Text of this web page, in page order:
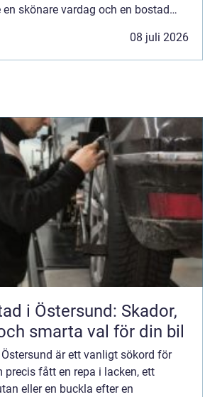
en skönare vardag och en bostad
08 juli 2026
i Östersund: Skador,
smarta val för din bil
är ett vanligt sökord för
precis fått en repa i lacken, ett
eller en buckla efter en